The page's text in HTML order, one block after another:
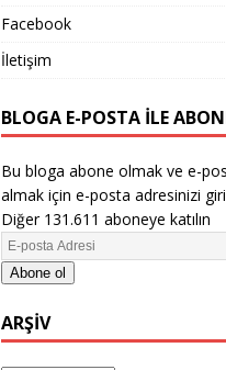
Facebook
İletişim
BLOGA E-POSTA ILE
Bu bloga abone olmak ve e-
almak için e-posta adresinizi
Diğer 131.611 aboneye katılın
Abone ol
ARŞIV